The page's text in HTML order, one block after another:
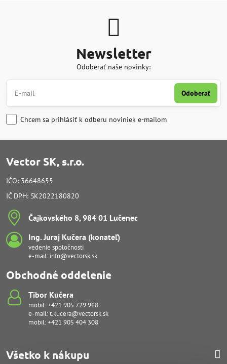
Newsletter
Odoberať naše novinky:
Odoberať
Chcem sa prihlásiť k odberu noviniek e-mailom
Vector SK, s.r.o.
IČO: 36648655
IČ DPH: SK2022180820
Čajkovského 8, 984 01 Lučenec
Ing​. Juraj Kučera (konateľ)
vedenie spoločnosti
e-mail: info@vectorsk.sk
Obchodné oddelenie
Tibor Kučera
mobil:+421 905 729 968
e-mail:t.kucera@vectorsk.sk
mobil:+421 905 404 308
Všetko k nákupu